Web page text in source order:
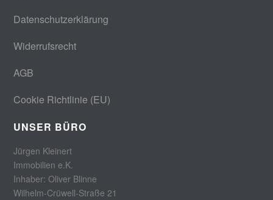
Datenschutzerklärung
Widerrufsrecht
AGB
Cookie Richtlinie (EU)
UNSER BÜRO
Jürgen Kleinert
Immobilien e.K.
Inhaber: Oliver Blinne
Wilhelm-Crüwell-Straße 21